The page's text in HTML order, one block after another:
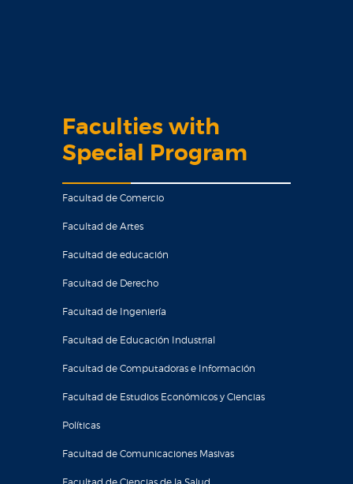
Faculties with
Special Program
Facultad de Comercio
Facultad de Artes
Facultad de educación
Facultad de Derecho
Facultad de Ingeniería
Facultad de Educación Industrial
Facultad de Computadoras e Información
Facultad de Estudios Económicos y Ciencias
Políticas
Facultad de Comunicaciones Masivas